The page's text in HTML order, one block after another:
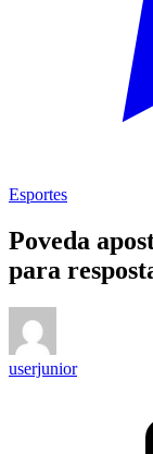
Esportes
Poveda
para
userjunior